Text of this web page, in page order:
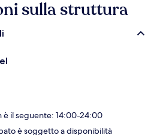
sulla struttura
è il seguente: 14:00-24:00
è soggetto a disponibilità